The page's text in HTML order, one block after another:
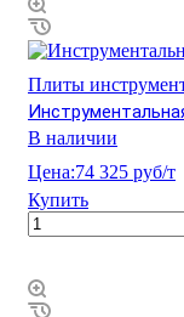
Плиты
В наличии
Цена:74 325 руб/т
Купить